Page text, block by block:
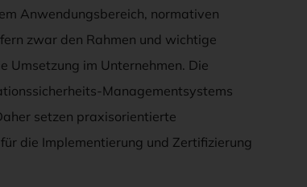
Anwendungsbereich, normativen
zwar den Rahmen und wichtige
Umsetzung im Unternehmen. Die
Managementsystems
setzen praxisorientierte
die Implementierung und Zertifizierung